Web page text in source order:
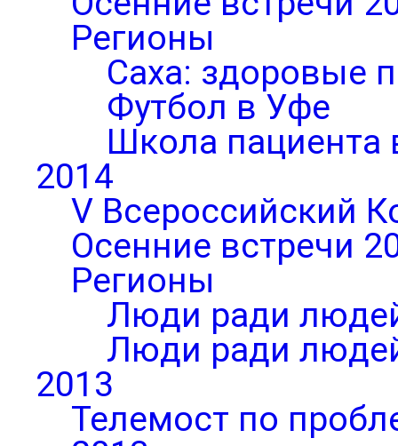
Регионы
Саха: здоровые
Футбол в Уфе
Школа пациента
2014
V Всероссийский
Осенние встречи
Регионы
Люди ради
Люди ради
2013
Телемост по